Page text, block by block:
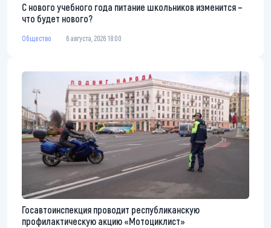
С нового учебного года питание школьников изменится –
что будет нового?
Общество 6 августа, 2026 18:00
Госавтоинспекция проводит республиканскую
профилактическую акцию «Мотоциклист»